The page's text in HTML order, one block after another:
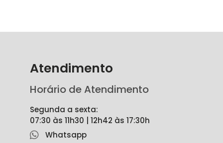
Atendimento
Horário de Atendimento
Segunda a sexta:
07:30 às 11h30 | 12h42 às 17:30h
Whatsapp